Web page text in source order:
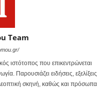
Team
ιστότοπος που επικεντρώνεται
Παρουσιάζει ειδήσεις, εξελίξεις
σκηνή, καθώς και πρόσωπα